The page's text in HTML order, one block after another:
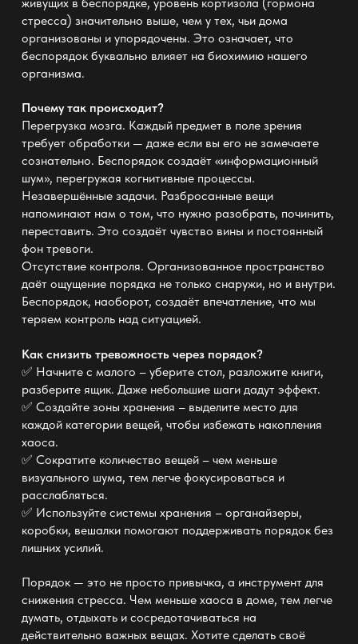
стресса) значительно выше, чем у тех, чьи дома
организованы и упорядочены. Это означает, что
беспорядок буквально влияет на биохимию нашего
организма.
Почему так происходит?
Перегрузка мозга. Каждый предмет в поле зрения
требует обработки — даже если вы его не замечаете
сознательно. Беспорядок создаёт «информационный
шум», перегружая когнитивные процессы.
Незавершённые задачи. Разбросанные вещи
напоминают нам о том, что нужно разобрать, починить,
переставить. Это создаёт чувство вины и постоянный
фон тревоги.
Отсутствие контроля. Организованное пространство
даёт ощущение порядка не только снаружи, но и внутри.
Беспорядок, наоборот, создаёт впечатление, что мы
теряем контроль над ситуацией.
Как снизить тревожность через порядок?
✅ Начните с малого – уберите стол, разложите книги,
разберите ящик. Даже небольшие шаги дадут эффект.
✅ Создайте зоны хранения – выделите место для
каждой категории вещей, чтобы избежать накопления
хаоса.
✅ Сократите количество вещей – чем меньше
визуального шума, тем легче фокусироваться и
расслабляться.
✅ Используйте системы хранения – органайзеры,
коробки, вешалки помогают поддерживать порядок без
лишних усилий.
Порядок — это не просто привычка, а инструмент для
снижения стресса. Чем меньше хаоса в доме, тем легче
думать, отдыхать и сосредотачиваться на
действительно важных вещах. Хотите сделать своё